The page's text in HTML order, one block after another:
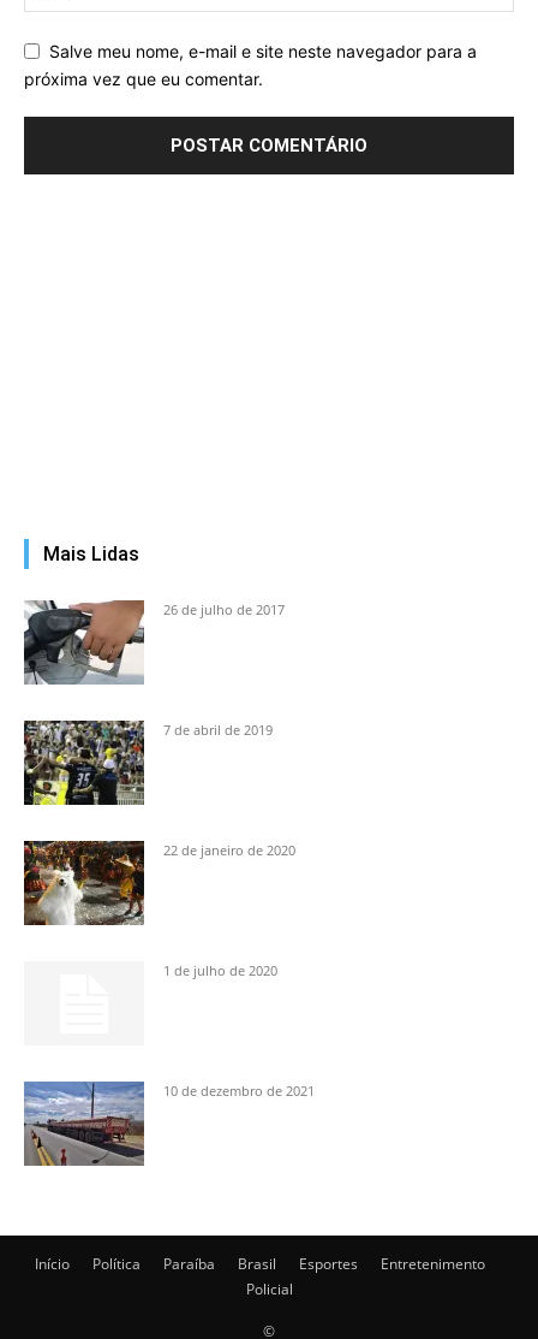
Salve meu nome, e-mail e site neste navegador para a
próxima vez que eu comentar.
Mais Lidas
26 de julho de 2017
7 de abril de 2019
22 de janeiro de 2020
1 de julho de 2020
10 de dezembro de 2021
Início Política Paraíba Brasil Esportes
Entretenimento
Policial
©